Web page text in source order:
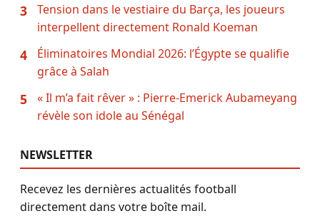
3
Tension dans le vestiaire du Barça, les joueurs
interpellent directement Ronald Koeman
4
Éliminatoires Mondial 2026: l’Égypte se qualifie
grâce à Salah
5
« Il m’a fait rêver » : Pierre-Emerick Aubameyang
révèle son idole au Sénégal
NEWSLETTER
Recevez les dernières actualités football
directement dans votre boîte mail.